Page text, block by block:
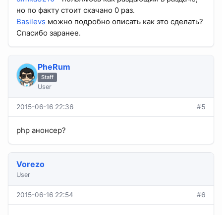
но по факту стоит скачано 0 раз.
Basilevs можно подробно описать как это сделать?
Спасибо заранее.
PheRum
Staff
User
2015-06-16 22:36 #5
php анонсер?
Vorezo
User
2015-06-16 22:54 #6